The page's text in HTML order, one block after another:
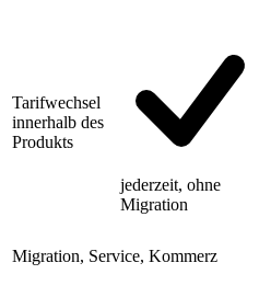
Tarifwechsel
innerhalb des
Produkts
jederzeit, ohne
Migration
Migration, Service, Kommerz